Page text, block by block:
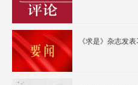
《求是》杂志发